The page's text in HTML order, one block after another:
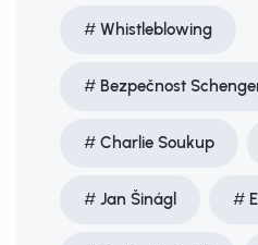
Whistleblowing
Bezpečnost
Charlie Soukup
Jan Šinágl